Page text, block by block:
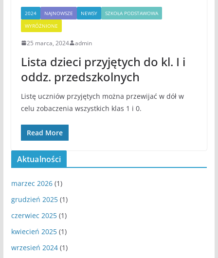
2024 NAJNOWSZE NEWSY
SZKOŁA PODSTAWOWA
WYRÓŻNIONE
25 marca, 2024 admin
Lista dzieci przyjętych do kl. I i
oddz. przedszkolnych
Listę uczniów przyjętych można przewijać w dół w
celu zobaczenia wszystkich klas 1 i 0.
Read More
Aktualności
marzec 2026(1)
grudzień 2025(1)
czerwiec 2025(1)
kwiecień 2025(1)
wrzesień 2024(1)